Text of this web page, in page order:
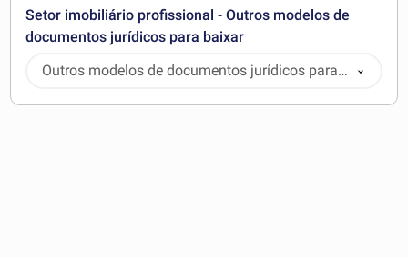
Setor imobiliário profissional - Outros modelos de
documentos jurídicos para baixar
Outros modelos de documentos jurídicos para
baixar